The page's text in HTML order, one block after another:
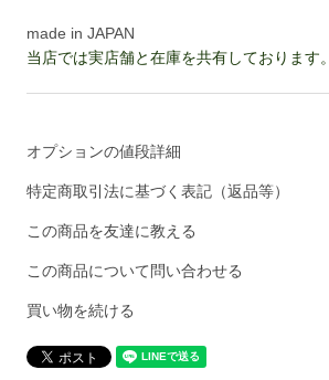
made in JAPAN
当店では実店舗と在庫を共有しております。
オプションの値段詳細
特定商取引法に基づく表記（返品等）
この商品を友達に教える
この商品について問い合わせる
買い物を続ける